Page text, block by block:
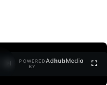
POWERED
BY
AdhubMedia